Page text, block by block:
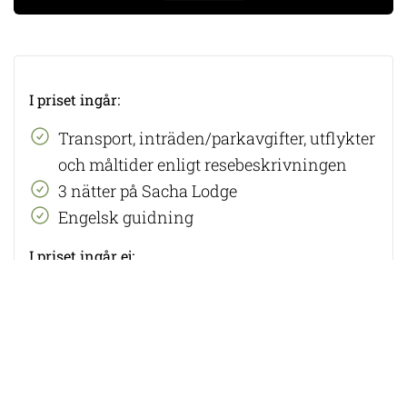
I priset ingår:
​Transport, inträden/parkavgifter, utflykter
och måltider enligt resebeskrivningen
3 nätter på Sacha Lodge
Engelsk guidning
I priset ingår ej: